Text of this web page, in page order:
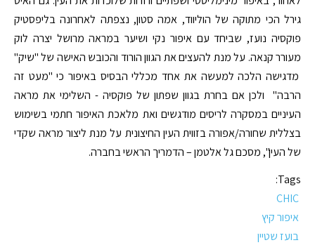
גירל הכי מתוקה של הוליווד, אמה סטון, נצפתה לאחרונה בליפסטיק
פוקסיה נועז, שביחד עם איפור נקי ושיער במראה מרושל יצרה לוק
מעורר קנאה. על מנת להעצים את הגוון הורוד והכובש האישה של "שיק"
מדגישה הלכה למעשה את אחד מכללי הבסיס באיפור כי "מעט זה
הרבה" ולכן אם בחרת בגוון שפתון של פוקסיה - השלימי את מראה
העיניים במסקרה לריסים מודגשים ואת מלאכת האיפור חתמי בשימוש
בצללית שחורה/אפורה בזווית העין החיצונית על מנת ליצור מראה שקדי
של העין", מסכם גל אלטמן – הדמריך הראשי בחברה.
Tags:
CHIC
איפור קיץ
בועז שטיין